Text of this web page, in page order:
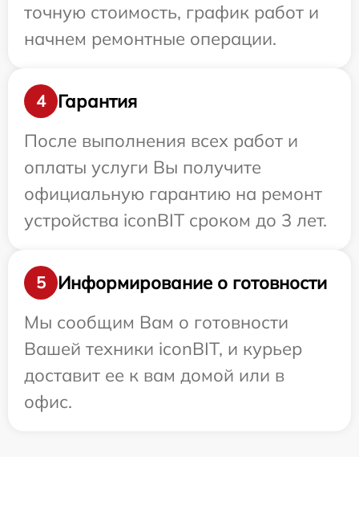
точную стоимость, график работ и
начнем ремонтные операции.
4
Гарантия
После выполнения всех работ и
оплаты услуги Вы получите
официальную гарантию на ремонт
устройства iconBIT сроком до 3 лет.
5
Информирование о готовности
Мы сообщим Вам о готовности
Вашей техники iconBIT, и курьер
доставит ее к вам домой или в
офис.